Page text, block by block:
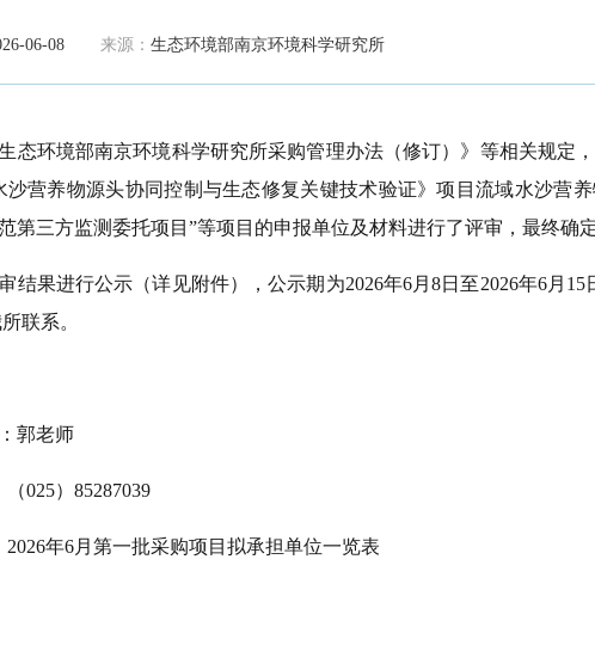
06-08 来源： 生态环境部南京环境科学研究所
态环境部南京环境科学研究所采购管理办法（修订）》等相关规定
沙营养物源头协同控制与生态修复关键技术验证》项目流域水沙营
第三方监测委托项目”等项目的申报单位及材料进行了评审，最终确
结果进行公示（详见附件），公示期为2026年6月8日至2026年6月 15
联系。
郭老师
（025） 85287039
2026年6月第一批采购项目拟承担单位一览表